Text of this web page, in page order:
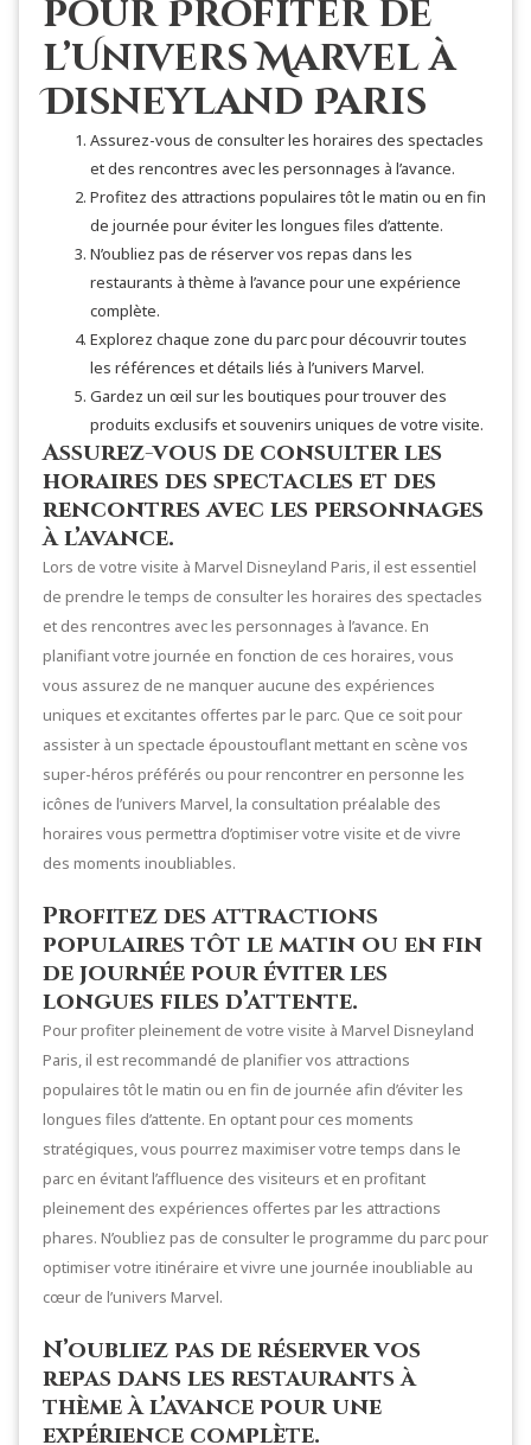
pour Profiter de
l’Univers Marvel à
Disneyland Paris
Assurez-vous de consulter les horaires des spectacles
et des rencontres avec les personnages à l’avance.
Profitez des attractions populaires tôt le matin ou en fin
de journée pour éviter les longues files d’attente.
N’oubliez pas de réserver vos repas dans les
restaurants à thème à l’avance pour une expérience
complète.
Explorez chaque zone du parc pour découvrir toutes
les références et détails liés à l’univers Marvel.
Gardez un œil sur les boutiques pour trouver des
produits exclusifs et souvenirs uniques de votre visite.
Assurez-vous de consulter les
horaires des spectacles et des
rencontres avec les personnages
à l’avance.
Lors de votre visite à Marvel Disneyland Paris, il est essentiel
de prendre le temps de consulter les horaires des spectacles
et des rencontres avec les personnages à l’avance. En
planifiant votre journée en fonction de ces horaires, vous
vous assurez de ne manquer aucune des expériences
uniques et excitantes offertes par le parc. Que ce soit pour
assister à un spectacle époustouflant mettant en scène vos
super-héros préférés ou pour rencontrer en personne les
icônes de l’univers Marvel, la consultation préalable des
horaires vous permettra d’optimiser votre visite et de vivre
des moments inoubliables.
Profitez des attractions
populaires tôt le matin ou en fin
de journée pour éviter les
longues files d’attente.
Pour profiter pleinement de votre visite à Marvel Disneyland
Paris, il est recommandé de planifier vos attractions
populaires tôt le matin ou en fin de journée afin d’éviter les
longues files d’attente. En optant pour ces moments
stratégiques, vous pourrez maximiser votre temps dans le
parc en évitant l’affluence des visiteurs et en profitant
pleinement des expériences offertes par les attractions
phares. N’oubliez pas de consulter le programme du parc pour
optimiser votre itinéraire et vivre une journée inoubliable au
cœur de l’univers Marvel.
N’oubliez pas de réserver vos
repas dans les restaurants à
thème à l’avance pour une
expérience complète.